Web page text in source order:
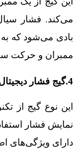
می‌کند. فشار
بادی می‌شود که به
ممبران و حرکت
4.گیج فشار دیجیتال (Digital Pressure Gauge):
این نوع گیج از
نمایش فشار
دارای ویژگی‌های